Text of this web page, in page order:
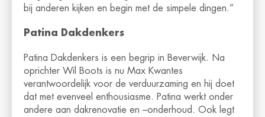
bij anderen kijken en begin met de simpele dingen.”
Patina Dakdenkers
Patina Dakdenkers is een begrip in Beverwijk. Na
oprichter Wil Boots is nu Max Kwantes
verantwoordelijk voor de verduurzaming en hij doet
dat met evenveel enthousiasme. Patina werkt onder
andere aan dakrenovatie en –onderhoud. Ook legt